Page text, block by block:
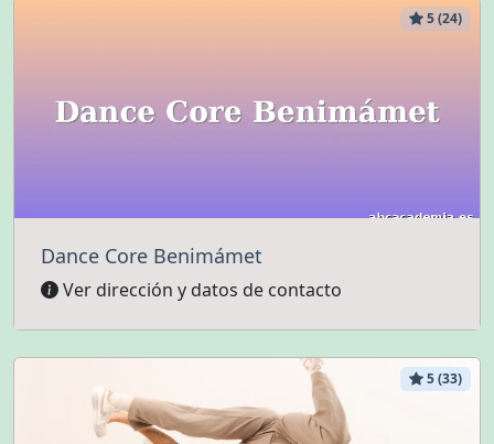
5 (24)
Dance Core Benimámet
Ver dirección y datos de contacto
5 (33)